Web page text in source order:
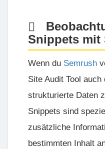
Snippets mit
Wenn du Semrush
Site Audit Tool auch
strukturierte Daten
Snippets sind
zusätzliche
bestimmten Inhalt